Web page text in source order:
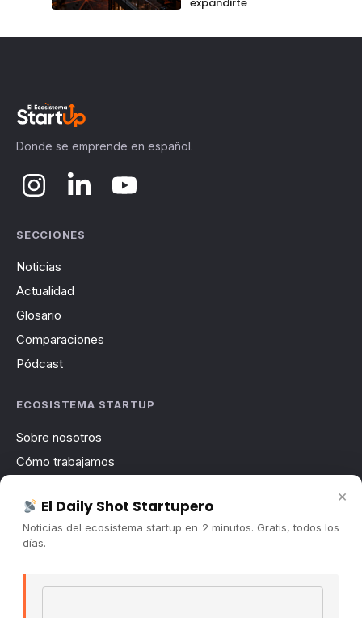
Donde se emprende en español.
SECCIONES
Noticias
Actualidad
Glosario
Comparaciones
Pódcast
ECOSISTEMA STARTUP
Sobre nosotros
Cómo trabajamos
Contacto
Publicidad
×
El Daily Shot Startupero
Noticias del ecosistema startup en 2 minutos. Gratis, todos los
días.